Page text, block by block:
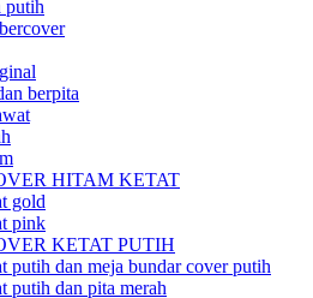
putih
berpita
HITAM KETAT
gold
pink
KETAT PUTIH
putih dan meja bundar cover putih
putih dan pita merah